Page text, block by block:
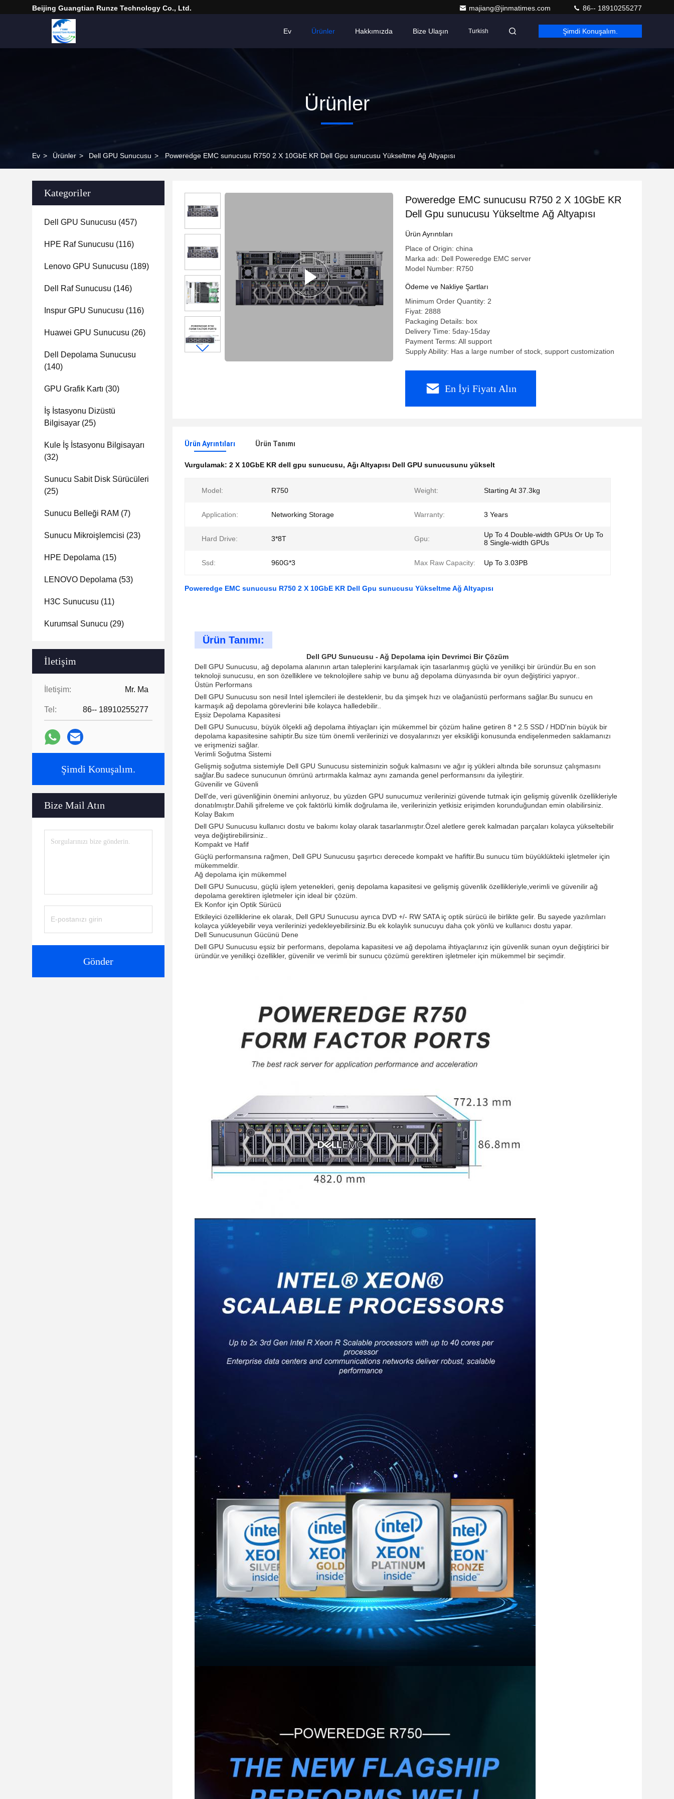
Beijing Guangtian Runze Technology Co., Ltd. majiang@jinmatimes.com 86-- 18910255277
Ev Ürünler Hakkımızda Bize Ulaşın Turkish Şimdi Konuşalım.
Ürünler
Ev > Ürünler > Dell GPU Sunucusu > Poweredge EMC sunucusu R750 2 X 10GbE KR Dell Gpu sunucusu Yükseltme Ağ Altyapısı
Kategoriler
Dell GPU Sunucusu (457)
HPE Raf Sunucusu (116)
Lenovo GPU Sunucusu (189)
Dell Raf Sunucusu (146)
Inspur GPU Sunucusu (116)
Huawei GPU Sunucusu (26)
Dell Depolama Sunucusu
(140)
GPU Grafik Kartı (30)
İş İstasyonu Dizüstü
Bilgisayar (25)
Kule İş İstasyonu Bilgisayarı
(32)
Sunucu Sabit Disk Sürücüleri
(25)
Sunucu Belleği RAM (7)
Sunucu Mikroişlemcisi (23)
HPE Depolama (15)
LENOVO Depolama (53)
H3C Sunucusu (11)
Kurumsal Sunucu (29)
İletişim
İletişim: Mr. Ma
Tel: 86-- 18910255277
Şimdi Konuşalım.
Bize Mail Atın
Gönder
Poweredge EMC sunucusu R750 2 X 10GbE KR
Dell Gpu sunucusu Yükseltme Ağ Altyapısı
Ürün Ayrıntıları
Place of Origin: china
Marka adı: Dell Poweredge EMC server
Model Number: R750
Ödeme ve Nakliye Şartları
Minimum Order Quantity: 2
Fiyat: 2888
Packaging Details: box
Delivery Time: 5day-15day
Payment Terms: All support
Supply Ability: Has a large number of stock, support customization
En İyi Fiyatı Alın
Ürün Ayrıntıları Ürün Tanımı
Vurgulamak: 2 X 10GbE KR dell gpu sunucusu, Ağı Altyapısı Dell GPU sunucusunu yükselt
Model: R750 Weight: Starting At 37.3kg
Application: Networking Storage Warranty: 3 Years
Hard Drive: 3*8T Gpu:
Up To 4 Double-width GPUs Or Up To
8 Single-width GPUs
Ssd: 960G*3 Max Raw Capacity: Up To 3.03PB
Poweredge EMC sunucusu R750 2 X 10GbE KR Dell Gpu sunucusu Yükseltme Ağ Altyapısı
Ürün Tanımı:
Dell GPU Sunucusu - Ağ Depolama için Devrimci Bir Çözüm
Dell GPU Sunucusu, ağ depolama alanının artan taleplerini karşılamak için tasarlanmış güçlü ve yenilikçi bir üründür.Bu en son
teknoloji sunucusu, en son özelliklere ve teknolojilere sahip ve bunu ağ depolama dünyasında bir oyun değiştirici yapıyor..
Üstün Performans
Dell GPU Sunucusu son nesil Intel işlemcileri ile desteklenir, bu da şimşek hızı ve olağanüstü performans sağlar.Bu sunucu en
karmaşık ağ depolama görevlerini bile kolayca halledebilir..
Eşsiz Depolama Kapasitesi
Dell GPU Sunucusu, büyük ölçekli ağ depolama ihtiyaçları için mükemmel bir çözüm haline getiren 8 * 2.5 SSD / HDD'nin büyük bir
depolama kapasitesine sahiptir.Bu size tüm önemli verilerinizi ve dosyalarınızı yer eksikliği konusunda endişelenmeden saklamanızı
ve erişmenizi sağlar.
Verimli Soğutma Sistemi
Gelişmiş soğutma sistemiyle Dell GPU Sunucusu sisteminizin soğuk kalmasını ve ağır iş yükleri altında bile sorunsuz çalışmasını
sağlar.Bu sadece sunucunun ömrünü artırmakla kalmaz aynı zamanda genel performansını da iyileştirir.
Güvenilir ve Güvenli
Dell'de, veri güvenliğinin önemini anlıyoruz, bu yüzden GPU sunucumuz verilerinizi güvende tutmak için gelişmiş güvenlik özellikleriyle
donatılmıştır.Dahili şifreleme ve çok faktörlü kimlik doğrulama ile, verilerinizin yetkisiz erişimden korunduğundan emin olabilirsiniz.
Kolay Bakım
Dell GPU Sunucusu kullanıcı dostu ve bakımı kolay olarak tasarlanmıştır.Özel aletlere gerek kalmadan parçaları kolayca yükseltebilir
veya değiştirebilirsiniz..
Kompakt ve Hafif
Güçlü performansına rağmen, Dell GPU Sunucusu şaşırtıcı derecede kompakt ve hafiftir.Bu sunucu tüm büyüklükteki işletmeler için
mükemmeldir.
Ağ depolama için mükemmel
Dell GPU Sunucusu, güçlü işlem yetenekleri, geniş depolama kapasitesi ve gelişmiş güvenlik özellikleriyle,verimli ve güvenilir ağ
depolama gerektiren işletmeler için ideal bir çözüm.
Ek Konfor için Optik Sürücü
Etkileyici özelliklerine ek olarak, Dell GPU Sunucusu ayrıca DVD +/- RW SATA iç optik sürücü ile birlikte gelir. Bu sayede yazılımları
kolayca yükleyebilir veya verilerinizi yedekleyebilirsiniz.Bu ek kolaylık sunucuyu daha çok yönlü ve kullanıcı dostu yapar.
Dell Sunucusunun Gücünü Dene
Dell GPU Sunucusu eşsiz bir performans, depolama kapasitesi ve ağ depolama ihtiyaçlarınız için güvenlik sunan oyun değiştirici bir
üründür.ve yenilikçi özellikler, güvenilir ve verimli bir sunucu çözümü gerektiren işletmeler için mükemmel bir seçimdir.